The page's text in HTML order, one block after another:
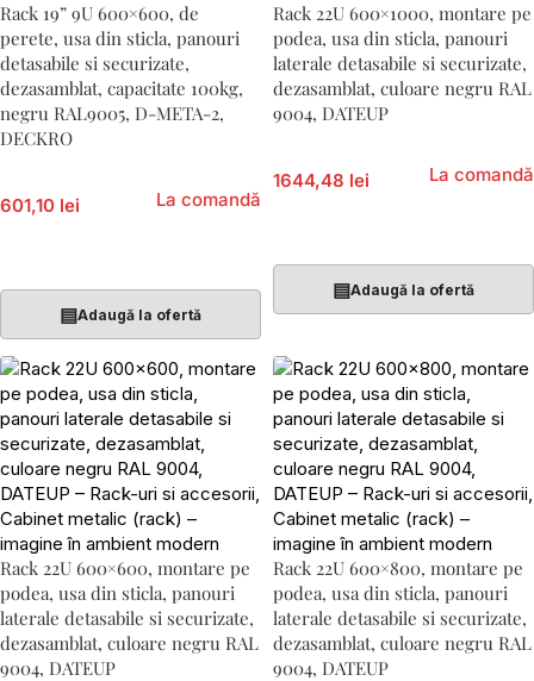
Rack 19” 9U 600×600, de
perete, usa din sticla, panouri
detasabile si securizate,
dezasamblat, capacitate 100kg,
negru RAL9005, D-META-2,
DECKRO
601,10 lei La comandă
▤Adaugă la ofertă
Rack 22U 600×1000, montare pe
podea, usa din sticla, panouri
laterale detasabile si securizate,
dezasamblat, culoare negru RAL
9004, DATEUP
1644,48 lei La comandă
▤Adaugă la ofertă
Rack 22U 600×600, montare pe
podea, usa din sticla, panouri
laterale detasabile si securizate,
dezasamblat, culoare negru RAL
9004, DATEUP
Rack 22U 600×800, montare pe
podea, usa din sticla, panouri
laterale detasabile si securizate,
dezasamblat, culoare negru RAL
9004, DATEUP